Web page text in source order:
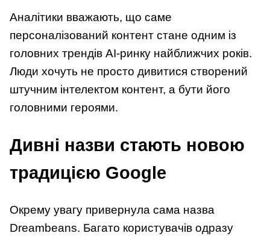
Аналітики вважають, що саме
персоналізований контент стане одним із
головних трендів AI-ринку найближчих років.
Люди хочуть не просто дивитися створений
штучним інтелектом контент, а бути його
головними героями.
Дивні назви стають новою
традицією Google
Окрему увагу привернула сама назва
Dreambeans. Багато користувачів одразу